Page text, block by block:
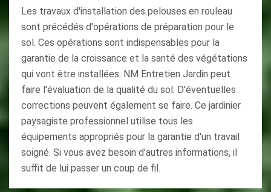
Les travaux d'installation des pelouses en rouleau
sont précédés d'opérations de préparation pour le
sol. Ces opérations sont indispensables pour la
garantie de la croissance et la santé des végétations
qui vont être installées. NM Entretien Jardin peut
faire l'évaluation de la qualité du sol. D'éventuelles
corrections peuvent également se faire. Ce jardinier
paysagiste professionnel utilise tous les
équipements appropriés pour la garantie d'un travail
soigné. Si vous avez besoin d'autres informations, il
suffit de lui passer un coup de fil.